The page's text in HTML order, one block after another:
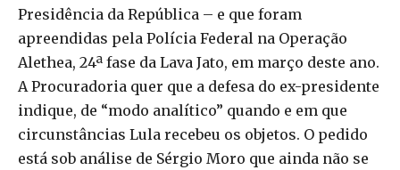
Presidência da República – e que foram
apreendidas pela Polícia Federal na Operação
Alethea, 24ª fase da Lava Jato, em março deste ano.
A Procuradoria quer que a defesa do ex-presidente
indique, de “modo analítico” quando e em que
circunstâncias Lula recebeu os objetos. O pedido
está sob análise de Sérgio Moro que ainda não se